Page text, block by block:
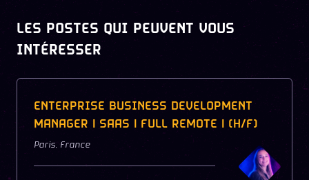
LES POSTES QUI PEUVENT VOUS
INTÉRESSER
ENTERPRISE BUSINESS DEVELOPMENT
MANAGER | SAAS | FULL REMOTE | (H/F)
Paris, France